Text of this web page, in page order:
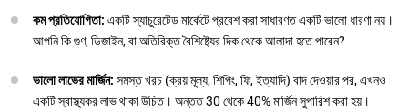
কম প্রতিযোগিতা: একটি স্যাচুরেটেড মার্কেটে প্রবেশ করা সাধারণত একটি ভালো ধারণা নয়।
আপনি কি গুণ, ডিজাইন, বা অতিরিক্ত বৈশিষ্ট্যের দিক থেকে আলাদা হতে পারেন?
ভালো লাভের মার্জিন: সমস্ত খরচ (ক্রয় মূল্য, শিপিং, ফি, ইত্যাদি) বাদ দেওয়ার পর, এখনও
একটি স্বাস্থ্যকর লাভ থাকা উচিত। অন্তত 30 থেকে 40% মার্জিন সুপারিশ করা হয়।